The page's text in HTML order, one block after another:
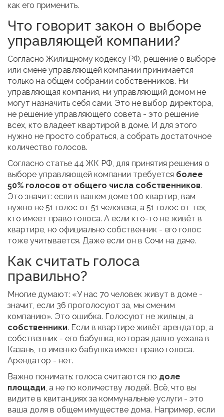
как его применить.
Что говорит закон о выборе
управляющей компании?
Согласно Жилищному кодексу РФ, решение о выборе
или смене управляющей компании принимается
только на общем собрании собственников. Ни
управляющая компания, ни управляющий домом не
могут назначить себя сами. Это не выбор директора,
не решение управляющего совета - это решение
всех, кто владеет квартирой в доме. И для этого
нужно не просто собраться, а собрать достаточное
количество голосов.
Согласно статье 44 ЖК РФ, для принятия решения о
выборе управляющей компании требуется более
50% голосов от общего числа собственников.
Это значит: если в вашем доме 100 квартир, вам
нужно не 51 голос от 51 человека, а 51 голос от тех,
кто имеет право голоса. А если кто-то не живёт в
квартире, но официально собственник - его голос
тоже учитывается. Даже если он в Сочи на даче.
Как считать голоса
правильно?
Многие думают: «У нас 70 человек живут в доме -
значит, если 36 проголосуют за, мы сменим
компанию». Это ошибка. Голосуют не жильцы, а
собственники. Если в квартире живёт арендатор, а
собственник - его бабушка, которая давно уехала в
Казань, то именно бабушка имеет право голоса.
Арендатор - нет.
Важно понимать: голоса считаются по доле
площади, а не по количеству людей. Всё, что вы
видите в квитанциях за коммунальные услуги - это
ваша доля в общем имуществе дома. Например, если